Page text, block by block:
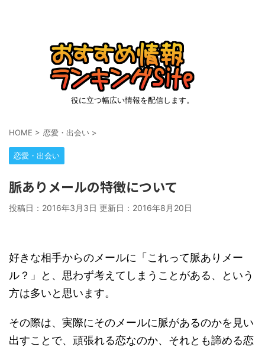
役に立つ幅広い情報を配信します。
HOME > 恋愛・出会い >
恋愛・出会い
脈ありメールの特徴について
投稿日：2016年3月3日 更新日： 2016年8月20日
好きな相手からのメールに「これって脈ありメー
ル？」と、思わず考えてしまうことがある、という
方は多いと思います。
その際は、実際にそのメールに脈があるのかを見い
出すことで、頑張れる恋なのか、それとも諦める恋